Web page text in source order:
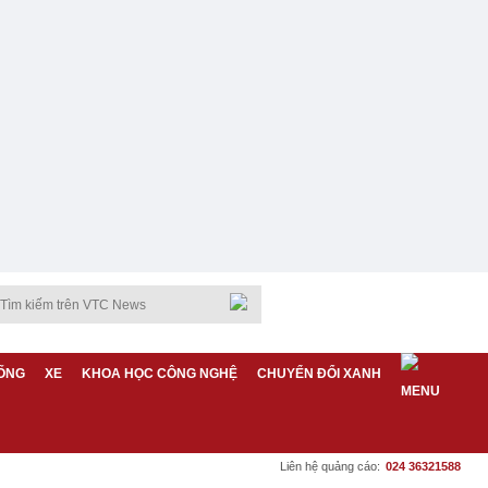
XE KHOA HỌC CÔNG NGHỆ CHUYỂN ĐỔI XANH
Liên hệ quảng cáo: 024 36321588